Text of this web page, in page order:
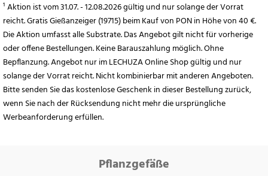
¹ Aktion ist vom 31.07. - 12.08.2026 gültig und nur solange der Vorrat
reicht. Gratis Gießanzeiger (19715) beim Kauf von PON in Höhe von 40 €.
Die Aktion umfasst alle Substrate. Das Angebot gilt nicht für vorherige
oder offene Bestellungen. Keine Barauszahlung möglich. Ohne
Bepflanzung. Angebot nur im LECHUZA Online Shop gültig und nur
solange der Vorrat reicht. Nicht kombinierbar mit anderen Angeboten.
Bitte senden Sie das kostenlose Geschenk in dieser Bestellung zurück,
wenn Sie nach der Rücksendung nicht mehr die ursprüngliche
Werbeanforderung erfüllen.
Pflanzgefäße